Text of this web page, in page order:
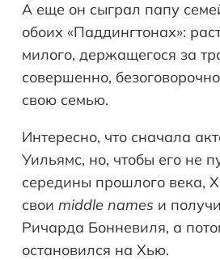
А еще он сыграл папу
обоих «Паддингтонах»:
милого, держащегося за
совершенно,
свою семью.
Интересно, что сначала
Уильямс, но, чтобы его не
середины прошлого века,
свои middle names и
Ричарда Бонневиля, а
остановился на Хью.